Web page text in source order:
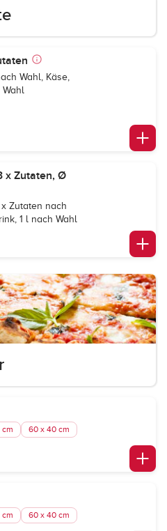
Wahl, Käse,
Wahl
x Zutaten, Ø
Zutaten nach
1 l nach Wahl
60 x 40 cm
60 x 40 cm